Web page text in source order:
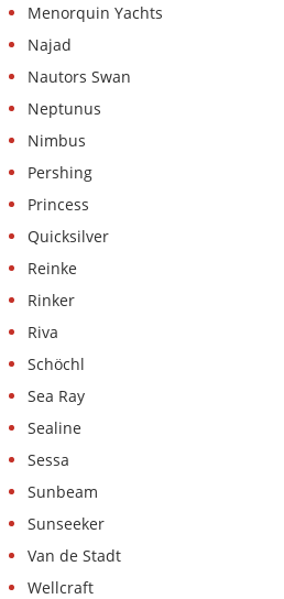
Menorquin Yachts
Najad
Nautors Swan
Neptunus
Nimbus
Pershing
Princess
Quicksilver
Reinke
Rinker
Riva
Schöchl
Sea Ray
Sealine
Sessa
Sunbeam
Sunseeker
Van de Stadt
Wellcraft